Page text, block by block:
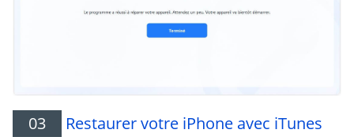
03
Restaurer votre iPhone avec iTunes